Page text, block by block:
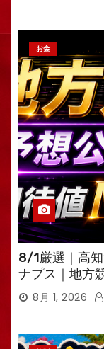
お金
8/1厳選｜高
ナプス｜地方
8月 1, 2026